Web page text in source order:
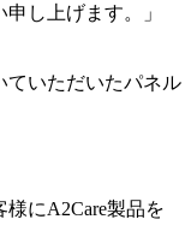
し上げます。」
ていただいたパネル
にA2Care製品を